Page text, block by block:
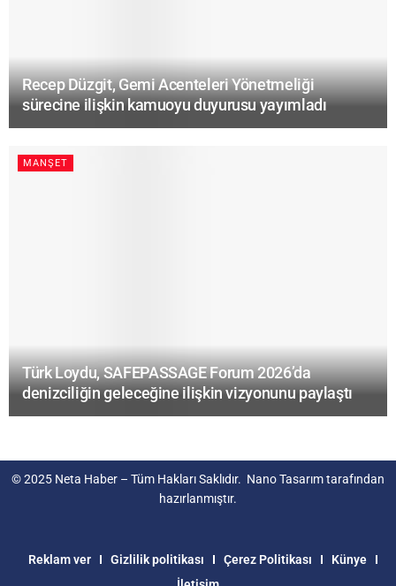
Recep Düzgit, Gemi Acenteleri Yönetmeliği
sürecine ilişkin kamuoyu duyurusu yayımladı
MANŞET
Türk Loydu, SAFEPASSAGE Forum 2026’da
denizciliğin geleceğine ilişkin vizyonunu paylaştı
© 2025 Neta Haber – Tüm Hakları Saklıdır. Nano Tasarımtarafından
hazırlanmıştır.
Reklam ver Gizlilik politikası Çerez Politikası
Künye